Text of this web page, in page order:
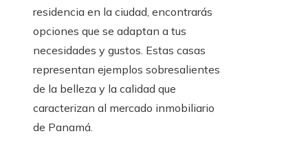
residencia en la ciudad, encontrarás
opciones que se adaptan a tus
necesidades y gustos. Estas casas
representan ejemplos sobresalientes
de la belleza y la calidad que
caracterizan al mercado inmobiliario
de Panamá.